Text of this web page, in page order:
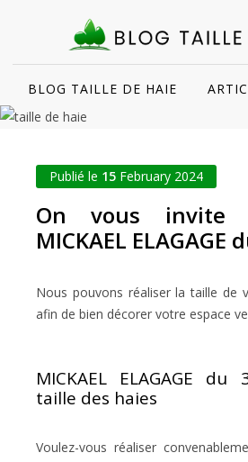
BLOG TAILLE DE HAIE
Publié le 15 February 2024
On vous invite
MICKAEL ELAGAGE
Nous pouvons réaliser la taille de
afin de bien décorer votre espace
MICKAEL ELAGAGE
taille des haies
Voulez-vous réaliser